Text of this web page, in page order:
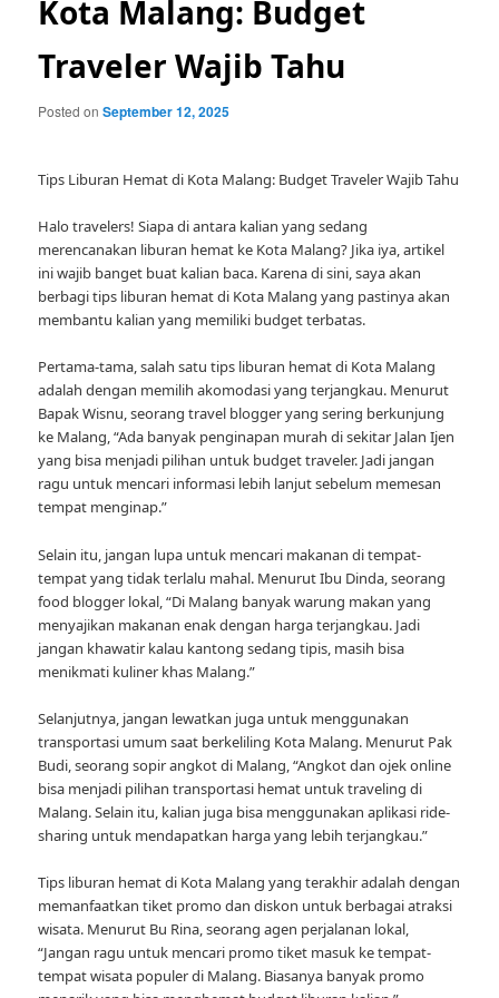
Kota Malang: Budget
Traveler Wajib Tahu
Posted onSeptember 12, 2025
Tips Liburan Hemat di Kota Malang: Budget Traveler Wajib Tahu
Halo travelers! Siapa di antara kalian yang sedang
merencanakan liburan hemat ke Kota Malang? Jika iya, artikel
ini wajib banget buat kalian baca. Karena di sini, saya akan
berbagi tips liburan hemat di Kota Malang yang pastinya akan
membantu kalian yang memiliki budget terbatas.
Pertama-tama, salah satu tips liburan hemat di Kota Malang
adalah dengan memilih akomodasi yang terjangkau. Menurut
Bapak Wisnu, seorang travel blogger yang sering berkunjung
ke Malang, “Ada banyak penginapan murah di sekitar Jalan Ijen
yang bisa menjadi pilihan untuk budget traveler. Jadi jangan
ragu untuk mencari informasi lebih lanjut sebelum memesan
tempat menginap.”
Selain itu, jangan lupa untuk mencari makanan di tempat-
tempat yang tidak terlalu mahal. Menurut Ibu Dinda, seorang
food blogger lokal, “Di Malang banyak warung makan yang
menyajikan makanan enak dengan harga terjangkau. Jadi
jangan khawatir kalau kantong sedang tipis, masih bisa
menikmati kuliner khas Malang.”
Selanjutnya, jangan lewatkan juga untuk menggunakan
transportasi umum saat berkeliling Kota Malang. Menurut Pak
Budi, seorang sopir angkot di Malang, “Angkot dan ojek online
bisa menjadi pilihan transportasi hemat untuk traveling di
Malang. Selain itu, kalian juga bisa menggunakan aplikasi ride-
sharing untuk mendapatkan harga yang lebih terjangkau.”
Tips liburan hemat di Kota Malang yang terakhir adalah dengan
memanfaatkan tiket promo dan diskon untuk berbagai atraksi
wisata. Menurut Bu Rina, seorang agen perjalanan lokal,
“Jangan ragu untuk mencari promo tiket masuk ke tempat-
tempat wisata populer di Malang. Biasanya banyak promo